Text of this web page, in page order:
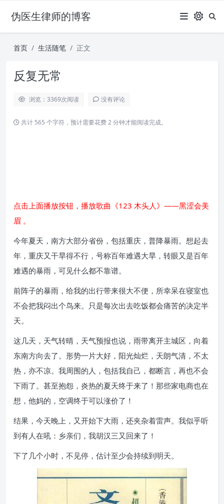
伪医生律师的博客
首页 生活随笔 正文
反复无常
浏览：3369次阅读 没有评论
共计 565 个字符，预计需要花费 2 分钟才能阅读完成。
点击上面播放按钮，播放歌曲《123 木头人》——黑涩会美
眉 。
今年夏天，南方大部分省份，包括重庆，普降暴雨。想起去
年，重庆又干旱得不行，号称百年难遇大旱，转眼又是百年
难遇的暴雨，可见什么都不靠谱。
前阵子的暴雨，给我的出行带来很大不便，所幸呆在寝室也
不会把我闷出个鸟来。只是每次出去吃饭都会痛苦的决定半
天。
这几天，天气转晴，天气预报也说，雨带离开主城区，向着
东南方向去了。形势一片大好，阳光灿烂，天朗气清，不太
热，亦不凉。我周围的人，包括我自己，都断言，再也不会
下雨了。甚至抱怨，炎热的夏天终于来了！那些家电商也在
想，他妈的，空调终于可以涨价了！
结果，今天晚上，又开始下大雨，还夹杂着雷声。我似乎听
到有人在吼：乡亲们，我胡汉三又回来了！
下了几个小时，不见停，估计至少会持续到明天。